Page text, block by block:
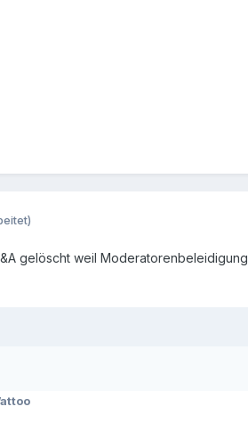
gelöscht weil Moderatorenbeleidigung